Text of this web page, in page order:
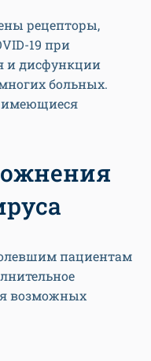
рецепторы,
19 при
и дисфункции
больных.
пациентам
возможных